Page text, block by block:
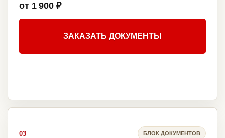
от 1 900 ₽
ЗАКАЗАТЬ ДОКУМЕНТЫ
03 БЛОК ДОКУМЕНТОВ